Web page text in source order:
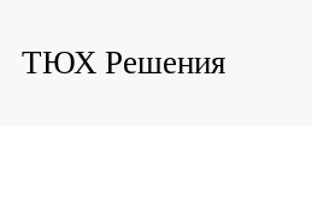
ТЮХ Решения